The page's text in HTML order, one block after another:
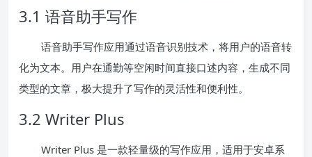
3.1 语音助手写作
语音助手写作应用通过语音识别技术，将用户的语音转
化为文本。用户在通勤等空闲时间直接口述内容，生成不同
类型的文章，极大提升了写作的灵活性和便利性。
3.2 Writer Plus
Writer Plus 是一款轻量级的写作应用，适用于安卓系